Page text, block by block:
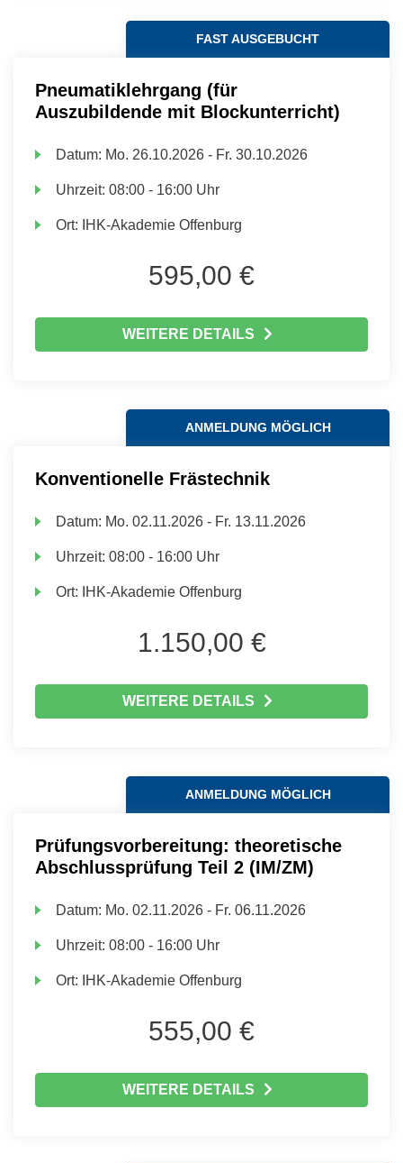
FAST AUSGEBUCHT
Pneumatiklehrgang (für
Auszubildende mit Blockunterricht)
Datum: Mo. 26.10.2026 - Fr. 30.10.2026
Uhrzeit:08:00 - 16:00 Uhr
Ort: IHK-Akademie Offenburg
595,00 €
WEITERE DETAILS
ANMELDUNG MÖGLICH
Konventionelle Frästechnik
Datum: Mo. 02.11.2026 - Fr. 13.11.2026
Uhrzeit:08:00 - 16:00 Uhr
Ort: IHK-Akademie Offenburg
1.150,00 €
WEITERE DETAILS
ANMELDUNG MÖGLICH
Prüfungsvorbereitung: theoretische
Abschlussprüfung Teil 2 (IM/ZM)
Datum: Mo. 02.11.2026 - Fr. 06.11.2026
Uhrzeit:08:00 - 16:00 Uhr
Ort: IHK-Akademie Offenburg
555,00 €
WEITERE DETAILS